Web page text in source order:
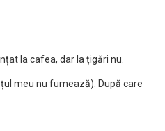
la cafea, dar la țigări nu.
meu nu fumează). După care